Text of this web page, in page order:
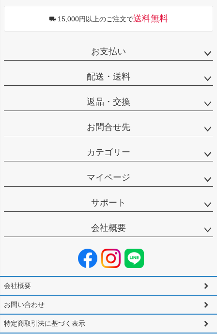
15,000円以上のご注文で送料無料
お支払い
配送・送料
返品・交換
お問合せ先
カテゴリー
マイページ
サポート
会社概要
会社概要
お問い合わせ
特定商取引法に基づく表示